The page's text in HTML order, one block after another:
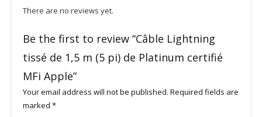
There are no reviews yet.
Be the first to review “Câble Lightning
tissé de 1,5 m (5 pi) de Platinum certifié
MFi Apple”
Your email address will not be published. Required fields are
marked *